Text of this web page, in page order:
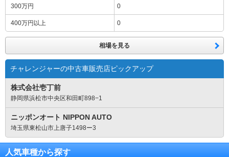
300万円
400万円以上
0
0
相場を見る
チャレンジャーの中古車販売店ピックアップ
株式会社壱丁前
静岡県浜松市中央区和田町898−1
ニッポンオート NIPPON AUTO
埼玉県東松山市上唐子1498ー3
人気車種から探す